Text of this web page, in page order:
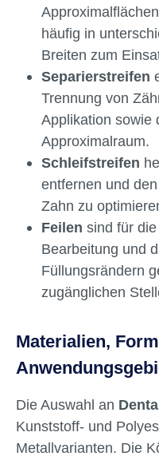
häufig in
Breiten zum
Separierstreifen
Trennung von
Applikation sowie
Approximalraum.
Schleifstreifen
entfernen und
Zahn zu
Feilen sind für
Bearbeitung und
Füllungsrändern
zugänglichen
Materialien,
Die Auswahl an
Kunststoff- und
Metallvarianten. Die